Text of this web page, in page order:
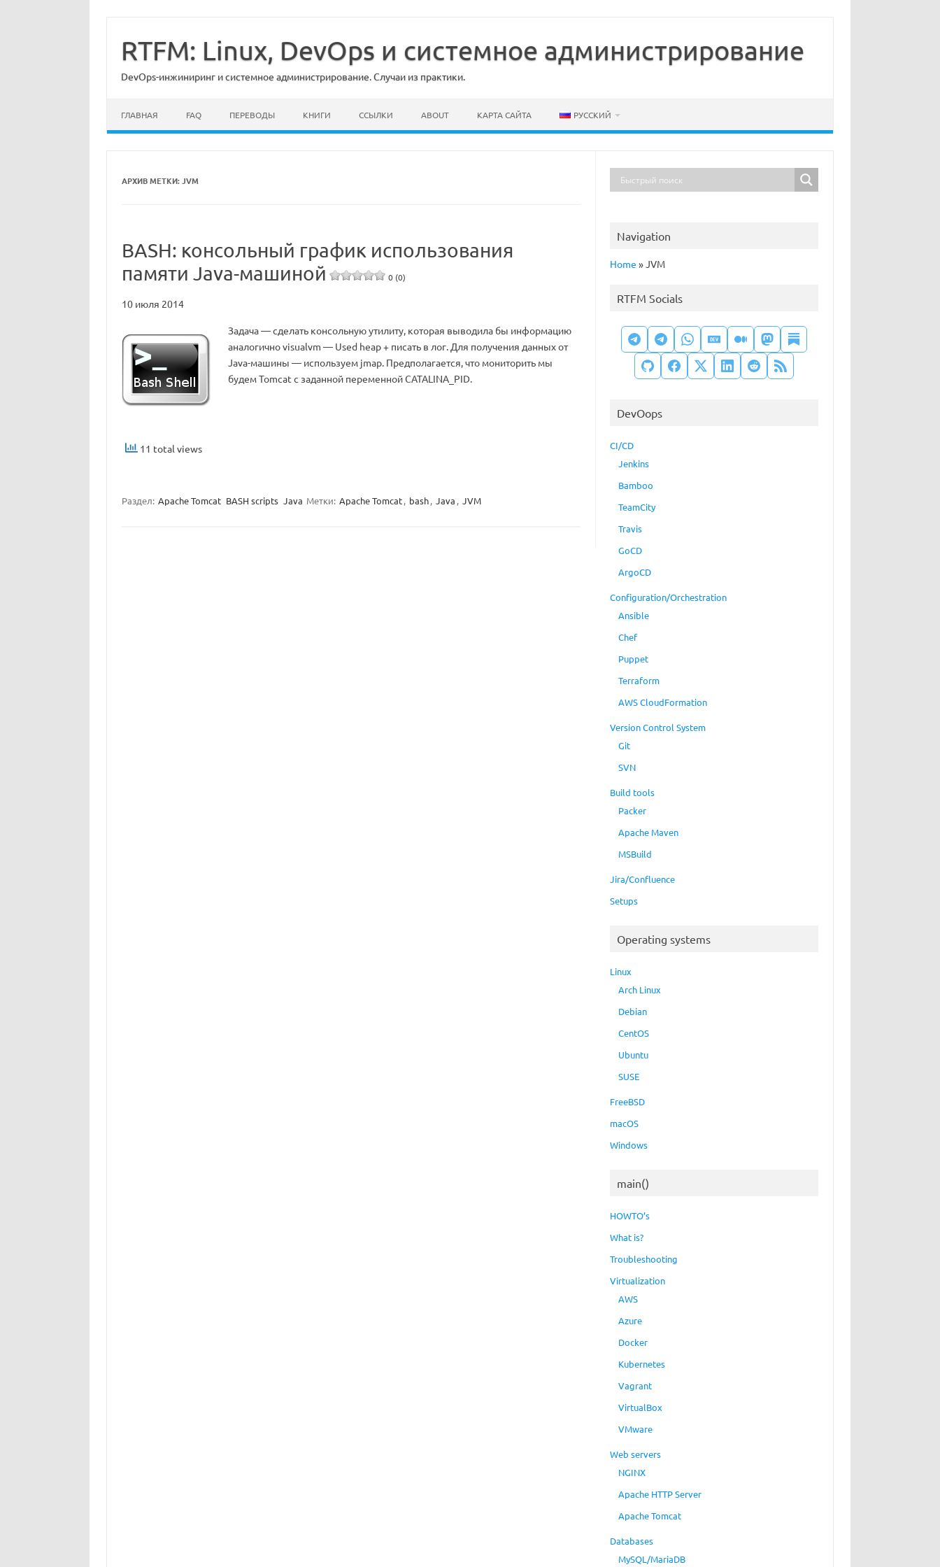
содержимому
RTFM: Linux, DevOps и системное администрирование
DevOps-инжиниринг и системное администрирование. Случаи из практики.
ГЛАВНАЯ FAQ ПЕРЕВОДЫ КНИГИ ССЫЛКИ ABOUT КАРТА САЙТА РУССКИЙ
АРХИВ МЕТКИ:JVM
BASH: консольный график использования
памяти Java-машиной
0 (0)
10 июля 2014
Задача — сделать консольную утилиту, которая выводила бы информацию
аналогично visualvm — Used heap + писать в лог. Для получения данных от
Java-машины — используем jmap. Предполагается, что мониторить мы
будем Tomcat с заданной переменной CATALINA_PID.
11 total views
Раздел: Apache Tomcat BASH scripts Java Метки: Apache Tomcat, bash, Java , JVM
Navigation
Home »JVM
RTFM Socials
DevOops
CI/CD
Jenkins
Bamboo
TeamCity
Travis
GoCD
ArgoCD
Configuration/Orchestration
Ansible
Chef
Puppet
Terraform
AWS CloudFormation
Version Control System
Git
SVN
Build tools
Packer
Apache Maven
MSBuild
Jira/Confluence
Setups
Operating systems
Linux
Arch Linux
Debian
CentOS
Ubuntu
SUSE
FreeBSD
macOS
Windows
main()
HOWTO’s
What is?
Troubleshooting
Virtualization
AWS
Azure
Docker
Kubernetes
Vagrant
VirtualBox
VMware
Web servers
NGINX
Apache HTTP Server
Apache Tomcat
Databases
MySQL/MariaDB